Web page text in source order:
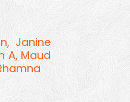
Janine
A, Maud